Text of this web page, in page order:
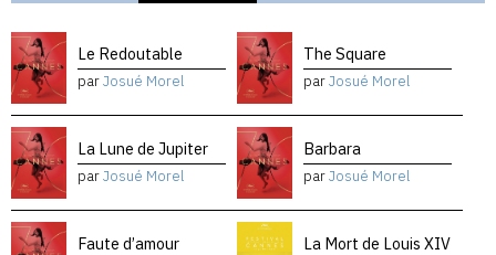
Le Redoutable
parJosué Morel
The Square
parJosué Morel
La Lune de Jupiter
parJosué Morel
Barbara
parJosué Morel
Faute d’amour La Mort de Louis XIV